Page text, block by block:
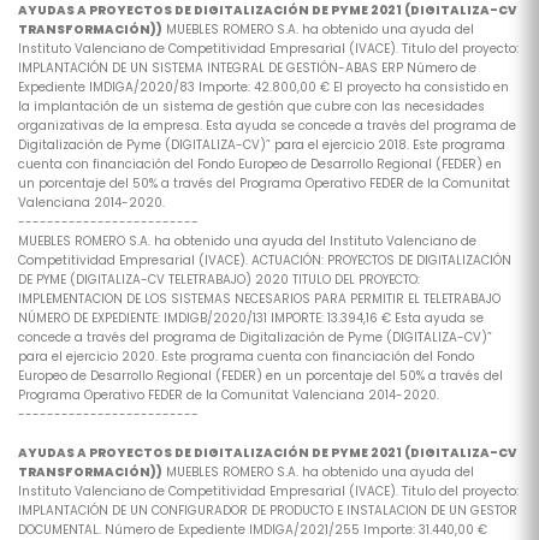
AYUDAS A PROYECTOS DE DIGITALIZACIÓN DE PYME 2021 (DIGITALIZA-CV
TRANSFORMACIÓN)) MUEBLES ROMERO S.A. ha obtenido una ayuda del
Instituto Valenciano de Competitividad Empresarial (IVACE). Titulo del proyecto:
IMPLANTACIÓN DE UN SISTEMA INTEGRAL DE GESTIÓN-ABAS ERP Número de
Expediente IMDIGA/2020/83 Importe: 42.800,00 € El proyecto ha consistido en
la implantación de un sistema de gestión que cubre con las necesidades
organizativas de la empresa. Esta ayuda se concede a través del programa de
Digitalización de Pyme (DIGITALIZA-CV)” para el ejercicio 2018. Este programa
cuenta con financiación del Fondo Europeo de Desarrollo Regional (FEDER) en
un porcentaje del 50% a través del Programa Operativo FEDER de la Comunitat
Valenciana 2014-2020.
-------------------------
MUEBLES ROMERO S.A. ha obtenido una ayuda del Instituto Valenciano de
Competitividad Empresarial (IVACE). ACTUACIÓN: PROYECTOS DE DIGITALIZACIÓN
DE PYME (DIGITALIZA-CV TELETRABAJO) 2020 TITULO DEL PROYECTO:
IMPLEMENTACION DE LOS SISTEMAS NECESARIOS PARA PERMITIR EL TELETRABAJO
NÚMERO DE EXPEDIENTE: IMDIGB/2020/131 IMPORTE: 13.394,16 € Esta ayuda se
concede a través del programa de Digitalización de Pyme (DIGITALIZA-CV)”
para el ejercicio 2020. Este programa cuenta con financiación del Fondo
Europeo de Desarrollo Regional (FEDER) en un porcentaje del 50% a través del
Programa Operativo FEDER de la Comunitat Valenciana 2014-2020.
-------------------------
AYUDAS A PROYECTOS DE DIGITALIZACIÓN DE PYME 2021 (DIGITALIZA-CV
TRANSFORMACIÓN)) MUEBLES ROMERO S.A. ha obtenido una ayuda del
Instituto Valenciano de Competitividad Empresarial (IVACE). Titulo del proyecto:
IMPLANTACIÓN DE UN CONFIGURADOR DE PRODUCTO E INSTALACION DE UN GESTOR
DOCUMENTAL. Número de Expediente IMDIGA/2021/255 Importe: 31.440,00 €